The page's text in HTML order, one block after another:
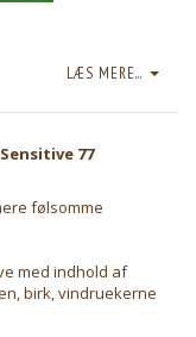
LÆS MERE...
77
følsomme
med indhold af
birk, vindruekerne